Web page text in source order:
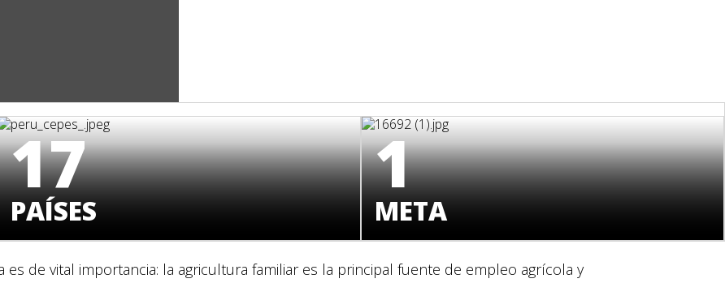
17
PAÍSES
1
META
es de vital importancia: la agricultura familiar es la principal fuente de empleo agrícola y